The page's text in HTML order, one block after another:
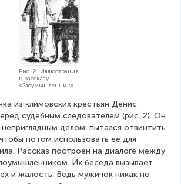
Рис. 2. Иллюстрация
к рассказу
«Злоумышленник»
из климовских крестьян Денис
судебным следователем (рис. 2). Он
делом: пытался отвинтить
потом использовать ее для
Рассказ построен на диалоге между
Их беседа вызывает
и жалость. Ведь мужичок никак не